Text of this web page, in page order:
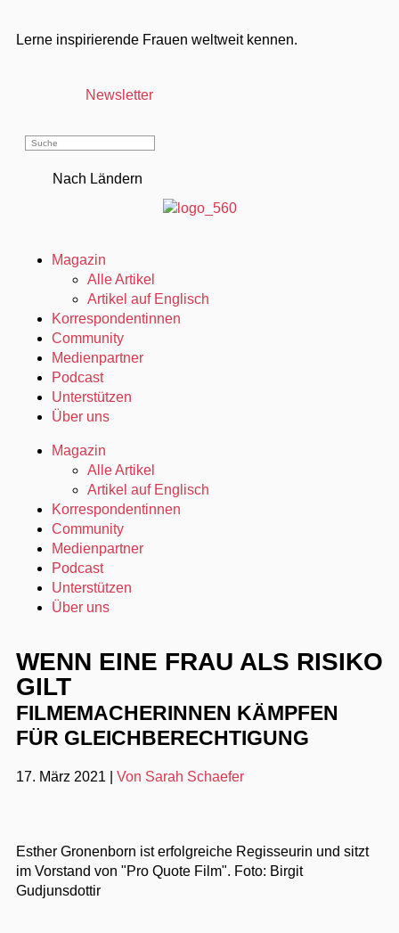
Lerne inspirierende Frauen weltweit kennen.
Newsletter
Nach Ländern
Magazin
Alle Artikel
Artikel auf Englisch
Korrespondentinnen
Community
Medienpartner
Podcast
Unterstützen
Über uns
Magazin
Alle Artikel
Artikel auf Englisch
Korrespondentinnen
Community
Medienpartner
Podcast
Unterstützen
Über uns
WENN EINE FRAU ALS RISIKO
GILT
FILMEMACHERINNEN KÄMPFEN
FÜR GLEICHBERECHTIGUNG
17. März 2021 Von Sarah Schaefer
Esther Gronenborn ist erfolgreiche Regisseurin und sitzt
im Vorstand von "Pro Quote Film". Foto: Birgit
Gudjunsdottir